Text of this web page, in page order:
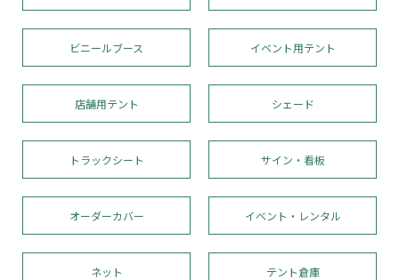
ビニールブース イベント用テント
店舗用テント シェード
トラックシート サイン・看板
オーダーカバー イベント・レンタル
ネット テント倉庫